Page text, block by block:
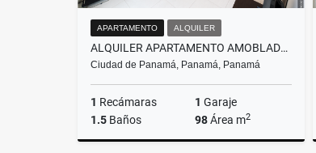
APARTAMENTO ALQUILER
ALQUILER APARTAMENTO AMOBLADO AVENIDA BALBOA (CP)
Ciudad de Panamá, Panamá, Panamá
1 Recámaras 1 Garaje
1.5 Baños 98Área m2